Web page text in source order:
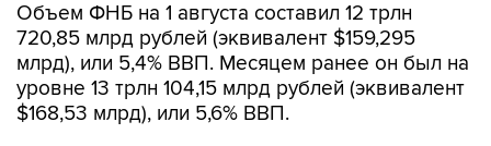
Объем ФНБ на 1 августа составил 12 трлн
720,85 млрд рублей (эквивалент $159,295
млрд), или 5,4% ВВП. Месяцем ранее он был на
уровне 13 трлн 104,15 млрд рублей (эквивалент
$168,53 млрд), или 5,6% ВВП.